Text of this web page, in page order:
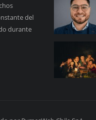
del
durante